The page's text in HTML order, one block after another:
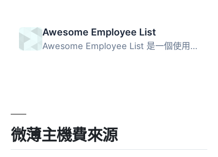
Awesome Employee List
Awesome Employee List 是一個使用純 HTML 和 CSS3 的響應式 ...
微薄主機費來源